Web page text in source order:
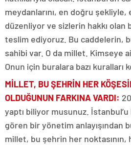
meydanlarını, en doğru şekliyle,
düzenliyor ve sizlerin hakkı olan
teslim ediyoruz. Bu caddelerin,
sahibi var. O da millet. Kimseye
Onun için buralara bazı kuralları
MİLLET, BU ŞEHRİN HER
OLDUĞUNUN FARKINA VARDI:
yaptı biliyor musunuz.
gören bir yönetim anlayışından
millet, bu şehrin her noktasının,